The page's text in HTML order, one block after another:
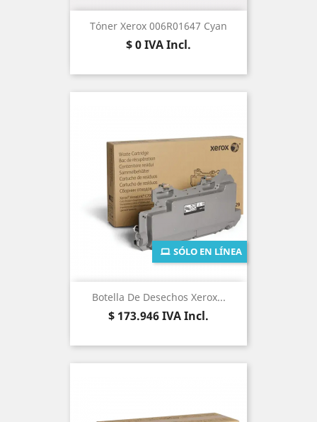
Tóner Xerox 006R01647 Cyan
Precio
$ 0IVA Incl.
Botella De Desechos Xerox...
Precio
$ 173.946IVA Incl.
SÓLO EN LÍNEA